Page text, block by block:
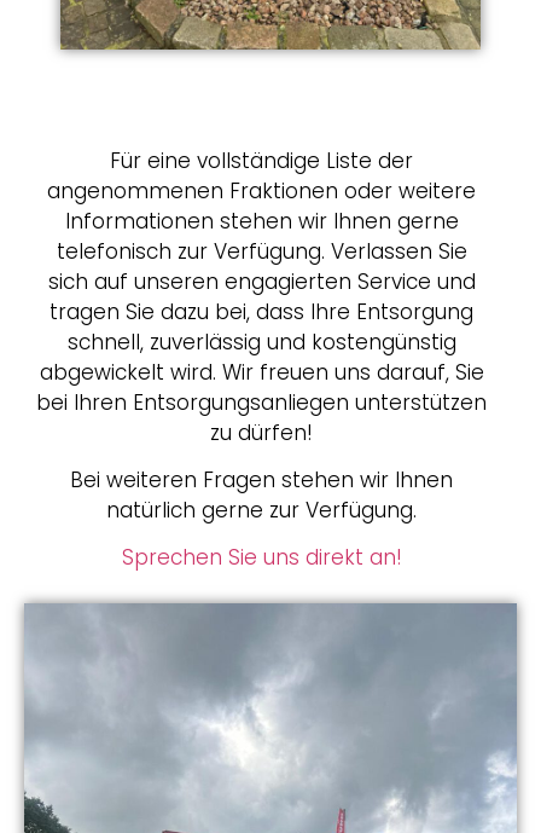
Für eine vollständige Liste der
angenommenen Fraktionen oder weitere
Informationen stehen wir Ihnen gerne
telefonisch zur Verfügung. Verlassen Sie
sich auf unseren engagierten Service und
tragen Sie dazu bei, dass Ihre Entsorgung
schnell, zuverlässig und kostengünstig
abgewickelt wird. Wir freuen uns darauf, Sie
bei Ihren Entsorgungsanliegen unterstützen
zu dürfen!
Bei weiteren Fragen stehen wir Ihnen
natürlich gerne zur Verfügung.
Sprechen Sie uns direkt an!